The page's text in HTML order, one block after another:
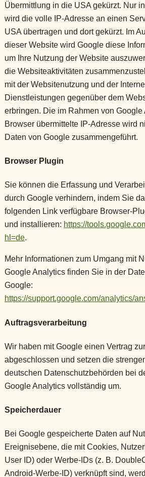
Übermittlung in die USA gekürzt. Nur
wird die volle IP-Adresse an einen
USA übertragen und dort gekürzt. Im
dieser Website wird Google diese
um Ihre Nutzung der Website
die Websiteaktivitäten
mit der Websitenutzung und der
Dienstleistungen gegenüber dem
erbringen. Die im Rahmen von Google
Browser übermittelte IP-Adresse wird
Daten von Google zusammengeführt.
Browser Plugin
Sie können die Erfassung und
durch Google verhindern, indem Sie
folgenden Link verfügbare Browser-
und installieren: https://
hl=de.
Mehr Informationen zum Umgang mit
Google Analytics finden Sie in der
Google:
https://support.google.com/analytics/
Auftragsverarbeitung
Wir haben mit Google einen Vertrag
abgeschlossen und setzen die
deutschen Datenschutzbehörden bei
Google Analytics vollständig um.
Speicherdauer
Bei Google gespeicherte Daten auf
Ereignisebene, die mit Cookies,
User ID) oder Werbe-IDs (z. B.
Android-Werbe-ID) verknüpft sind,